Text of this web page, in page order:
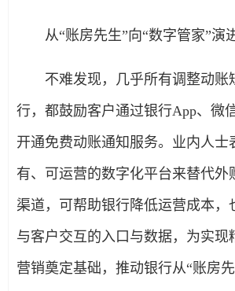
从“账房先生”向“数字管家”演
不难发现，几乎所有调整动账
行，都鼓励客户通过银行App、微
开通免费动账通知服务。业内人士
有、可运营的数字化平台来替代外
渠道，可帮助银行降低运营成本，
与客户交互的入口与数据，为实现
营销奠定基础，推动银行从“账房